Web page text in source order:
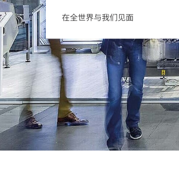
行
专
新闻
在全世界与我们见面